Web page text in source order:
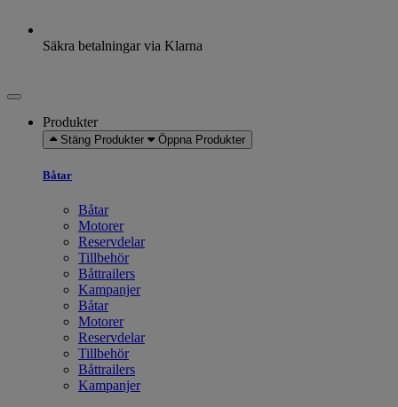
Säkra betalningar via Klarna
Produkter
Stäng Produkter Öppna Produkter
Båtar
Båtar
Motorer
Reservdelar
Tillbehör
Båttrailers
Kampanjer
Båtar
Motorer
Reservdelar
Tillbehör
Båttrailers
Kampanjer